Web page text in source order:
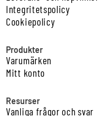
Integritetspolicy
Cookiepolicy
Produkter
Varumärken
Mitt konto
Resurser
Vanliga frågor och svar